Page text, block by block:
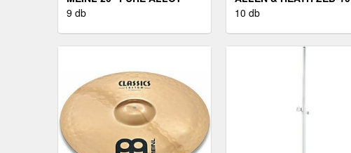
MEDIUM RIDE
9 db
10 db